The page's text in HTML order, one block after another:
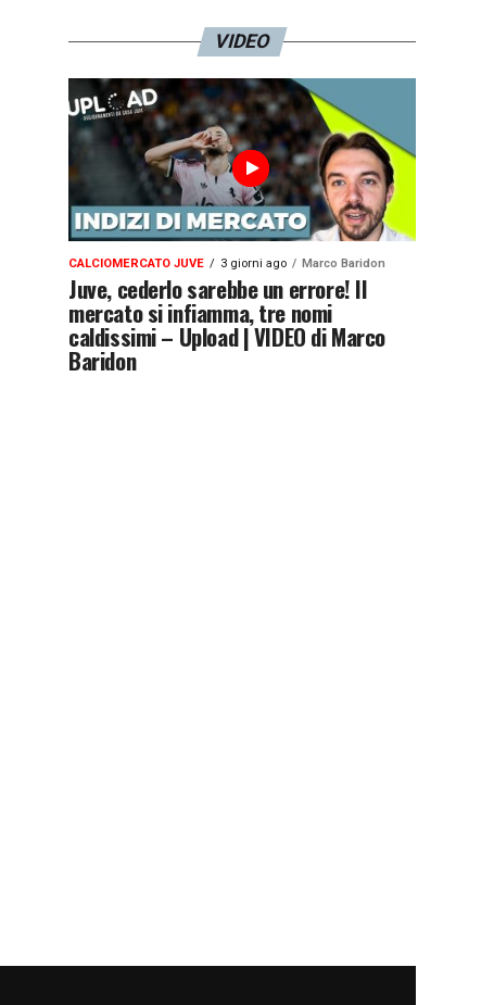
VIDEO
CALCIOMERCATO JUVE 3 giorni ago Marco Baridon
Juve, cederlo sarebbe un errore! Il
mercato si infiamma, tre nomi
caldissimi – Upload | VIDEO di Marco
Baridon